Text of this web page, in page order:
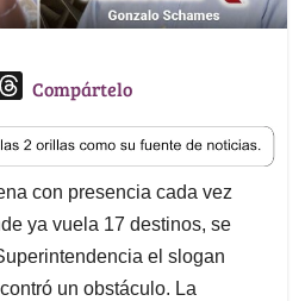
T
r
e
a
d
s
Compártelo
con presencia cada vez
ya vuela 17 destinos, se
el slogan
un obstáculo. La